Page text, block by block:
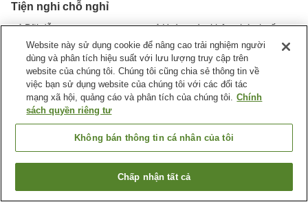
Tiện nghi chỗ nghỉ
Bãi đỗ xe
Hoàn toàn không hút thuốc
Giặt ủi
Tiện nghi văn phòng
Trang chủ Hoa Kỳ Louisiana
Xã Caddo
La Quinta Inn & Suites Shreveport Airport
Tìm phòng trống
Website này sử dụng cookie để nâng cao trải nghiệm người
dùng và phân tích hiệu suất với lưu lượng truy cập trên
website của chúng tôi. Chúng tôi cũng chia sẻ thông tin về
việc bạn sử dụng website của chúng tôi với các đối tác
mạng xã hội, quảng cáo và phân tích của chúng tôi. Chính
sách quyền riêng tư
Không bán thông tin cá nhân của tôi
Chấp nhận tất cả